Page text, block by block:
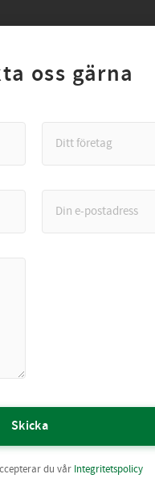
oss gärna
Skicka
du vår Integritetspolicy